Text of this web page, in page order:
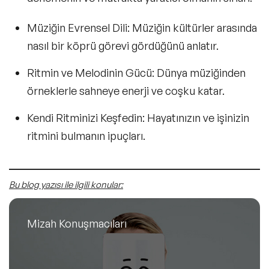
Müziğin Evrensel Dili: Müziğin kültürler arasında
nasıl bir köprü görevi gördüğünü anlatır.
Ritmin ve Melodinin Gücü: Dünya müziğinden
örneklerle sahneye enerji ve coşku katar.
Kendi Ritminizi Keşfedin: Hayatınızın ve işinizin
ritmini bulmanın ipuçları.
Bu blog yazısı ile ilgili konular:
Mizah Konuşmacıları